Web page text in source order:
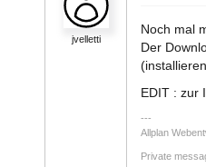
jvelletti
Noch mal
Der
EDIT : zur
Allplan
Private